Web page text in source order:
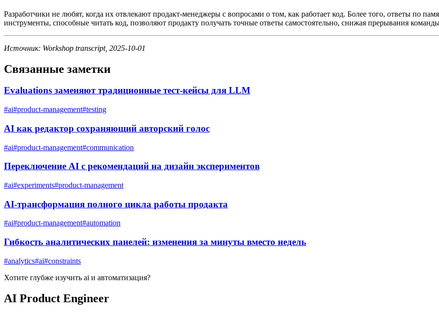
Разработчики не любят, когда их отвлекают продакт-менеджеры с вопросами о том, как работает код. Более того, ответы по
инструменты, способные читать код, позволяют продакту получать точные ответы самостоятельно, снижая прерывания
Источник: Workshop transcript, 2025-10-01
Связанные заметки
Evaluations заменяют традиционные тест-кейсы для LLM
#ai#product-management#testing
AI как редактор сохраняющий авторский голос
#ai#product-management#communication
Переключение AI с рекомендаций на дизайн экспериментов
#ai#experiments#product-management
AI-трансформация полного цикла работы продакта
#ai#product-management#automation
Гибкость аналитических панелей: изменения за минуты вместо недель
#analytics#ai#constraints
Хотите глубже изучить ai и автоматизация?
AI Product Engineer